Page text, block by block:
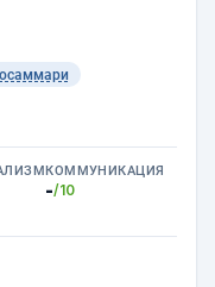
КОММУНИКАЦИЯ
-/10